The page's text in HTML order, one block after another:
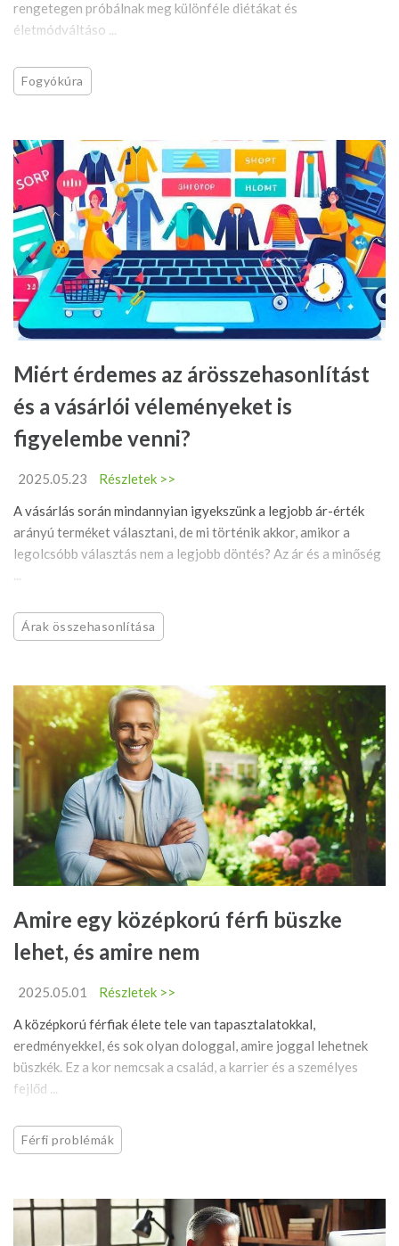
rengetegen próbálnak meg különféle diétákat és
életmódváltáso ...
Fogyókúra
Miért érdemes az árösszehasonlítást
és a vásárlói véleményeket is
figyelembe venni?
2025.05.23
Részletek >>
A vásárlás során mindannyian igyekszünk a legjobb ár-érték
arányú terméket választani, de mi történik akkor, amikor a
legolcsóbb választás nem a legjobb döntés? Az ár és a minőség
...
Árak összehasonlítása
Amire egy középkorú férfi büszke
lehet, és amire nem
2025.05.01
Részletek >>
A középkorú férfiak élete tele van tapasztalatokkal,
eredményekkel, és sok olyan dologgal, amire joggal lehetnek
büszkék. Ez a kor nemcsak a család, a karrier és a személyes
fejlőd ...
Férfi problémák